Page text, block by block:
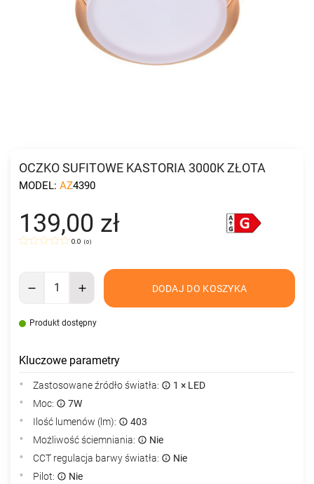
OCZKO SUFITOWE KASTORIA 3000K ZŁOTA
MODEL: AZ4390
139,00 zł
0.0 (0)
DODAJ DO KOSZYKA
Produkt dostępny
Kluczowe parametry
Zastosowane źródło światła:
1 × LED
Moc:
7W
Ilość lumenów (lm):
403
Możliwość ściemniania:
Nie
CCT regulacja barwy światła:
Nie
Pilot:
Nie